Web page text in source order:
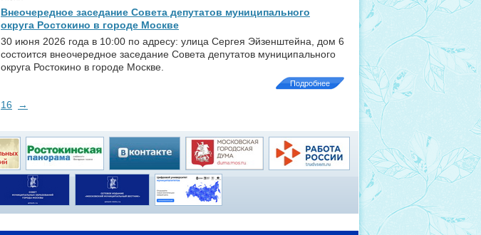
Внеочередное заседание Совета депутатов муниципального
округа Ростокино в городе Москве
30 июня 2026 года в 10:00 по адресу: улица Сергея Эйзенштейна, дом 6
состоится внеочередное заседание Совета депутатов муниципального
округа Ростокино в городе Москве.
Подробнее
16 →